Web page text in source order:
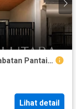
Dijual Rumah Baru Gress 2 Lantai Babatan Pantai Utara ( Dekat dengan annyeong market / kota lama / onefive )
Lihat detail